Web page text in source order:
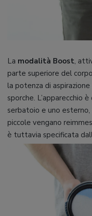
La modalità Boost,
parte superiore del
la potenza di
sporche. L’apparecchio
serbatoio e uno
piccole vengano
è tuttavia specificata